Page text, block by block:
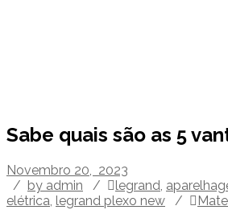
Sabe quais são as 5
Novembro 20, 2023
/ by admin / legrand,
elétrica, legrand plexo new /